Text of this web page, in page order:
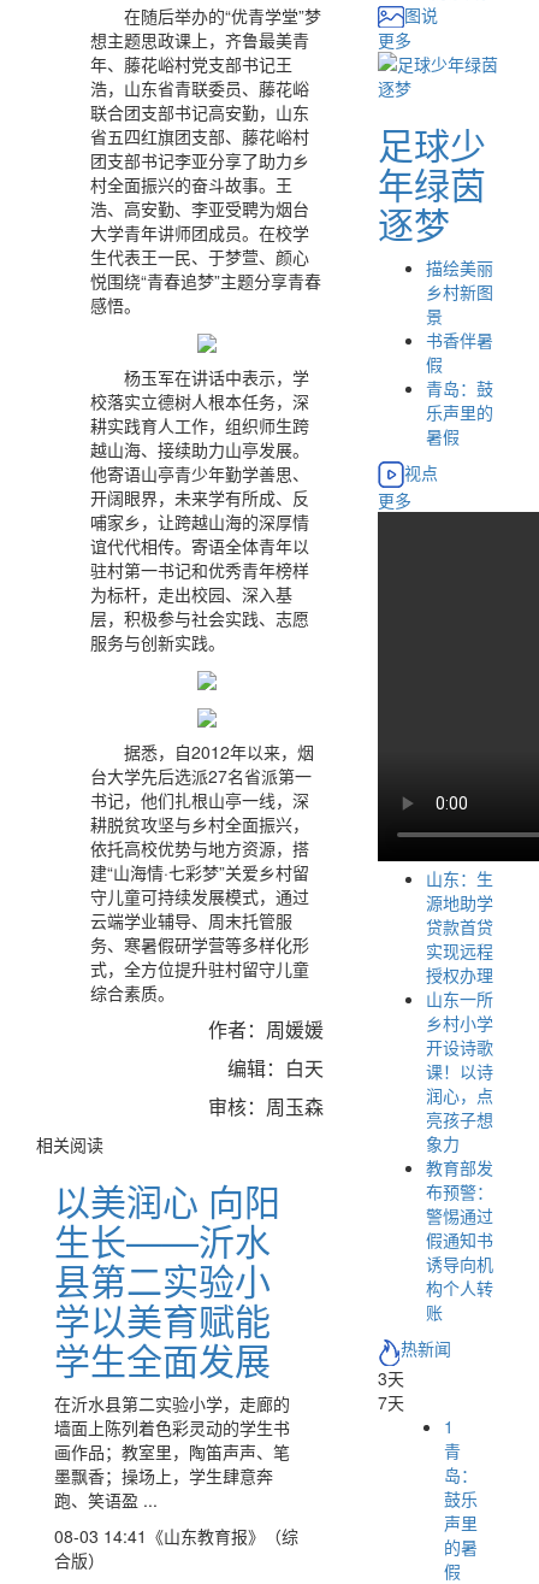
在随后举办的“优青学堂”梦
想主题思政课上，齐鲁最美青
年、藤花峪村党支部书记王
浩，山东省青联委员、藤花峪
联合团支部书记高安勤，山东
省五四红旗团支部、藤花峪村
团支部书记李亚分享了助力乡
村全面振兴的奋斗故事。王
浩、高安勤、李亚受聘为烟台
大学青年讲师团成员。在校学
生代表王一民、于梦萱、颜心
悦围绕“青春追梦”主题分享青春
感悟。
杨玉军在讲话中表示，学
校落实立德树人根本任务，深
耕实践育人工作，组织师生跨
越山海、接续助力山亭发展。
他寄语山亭青少年勤学善思、
开阔眼界，未来学有所成、反
哺家乡，让跨越山海的深厚情
谊代代相传。寄语全体青年以
驻村第一书记和优秀青年榜样
为标杆，走出校园、深入基
层，积极参与社会实践、志愿
服务与创新实践。
据悉，自2012年以来，烟
台大学先后选派27名省派第一
书记，他们扎根山亭一线，深
耕脱贫攻坚与乡村全面振兴，
依托高校优势与地方资源，搭
建“山海情·七彩梦”关爱乡村留
守儿童可持续发展模式，通过
云端学业辅导、周末托管服
务、寒暑假研学营等多样化形
式，全方位提升驻村留守儿童
综合素质。
作者：周媛媛
编辑：白天
审核：周玉森
相关阅读
以美润心 向阳
生长——沂水
县第二实验小
学以美育赋能
学生全面发展
在沂水县第二实验小学，走廊的
墙面上陈列着色彩灵动的学生书
画作品；教室里，陶笛声声、笔
墨飘香；操场上，学生肆意奔
跑、笑语盈 ...
08-03 14:41 《山东教育报》（综
合版）
图说
更多
足球少
年绿茵
逐梦
描绘美丽
乡村新图
景
书香伴暑
假
青岛：鼓
乐声里的
暑假
视点
更多
山东：生
源地助学
贷款首贷
实现远程
授权办理
山东一所
乡村小学
开设诗歌
课！以诗
润心，点
亮孩子想
象力
教育部发
布预警：
警惕通过
假通知书
诱导向机
构个人转
账
热新闻
3天
7天
1
青
岛：
鼓乐
声里
的暑
假